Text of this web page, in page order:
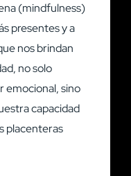
(mindfulness)
presentes y a
nos brindan
no solo
emocional, sino
capacidad
placenteras